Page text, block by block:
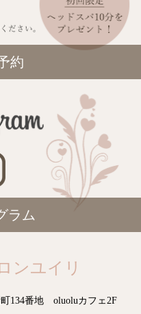
約
ラム
ンユイリ
134番地 oluoluカフェ2F